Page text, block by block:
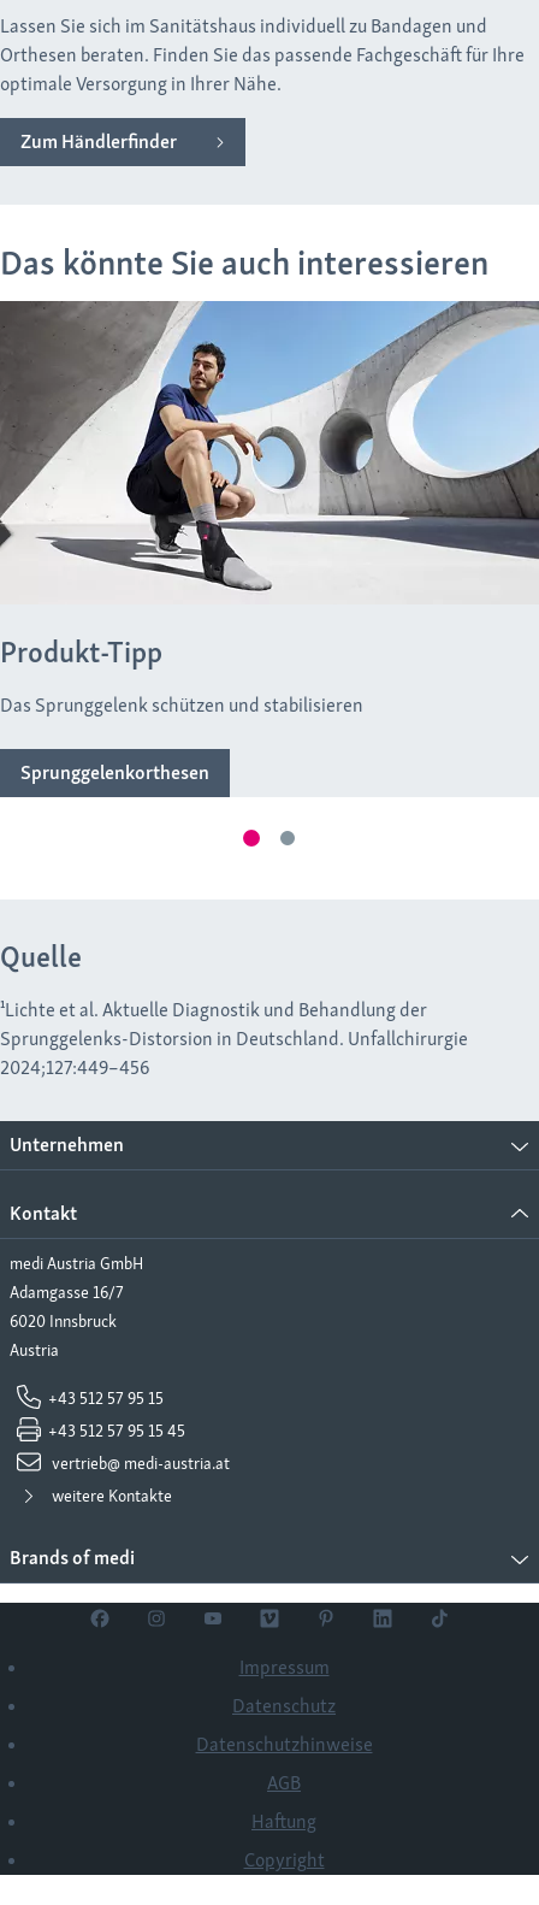
Lassen Sie sich im Sanitätshaus individuell zu Bandagen und
Orthesen beraten. Finden Sie das passende Fachgeschäft für Ihre
optimale Versorgung in Ihrer Nähe.
Zum Händlerfinder
Das könnte Sie auch interessieren
Produkt-Tipp
Das Sprunggelenk schützen und stabilisieren
Sprunggelenkorthesen
Quelle
¹Lichte et al. Aktuelle Diagnostik und Behandlung der
Sprunggelenks-Distorsion in Deutschland. Unfallchirurgie
2024;127:449–456
Unternehmen
Kontakt
medi Austria GmbH
Adamgasse 16/7
6020 Innsbruck
Austria
+43 512 57 95 15
+43 512 57 95 15 45
vertrieb@ medi-austria.at
weitere Kontakte
Brands of medi
Impressum
Datenschutz
Datenschutzhinweise
AGB
Haftung
Copyright